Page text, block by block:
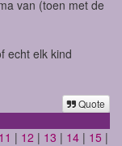
van (toen met de
echt elk kind
Quote
11 | 12 | 13 | 14 | 15 |